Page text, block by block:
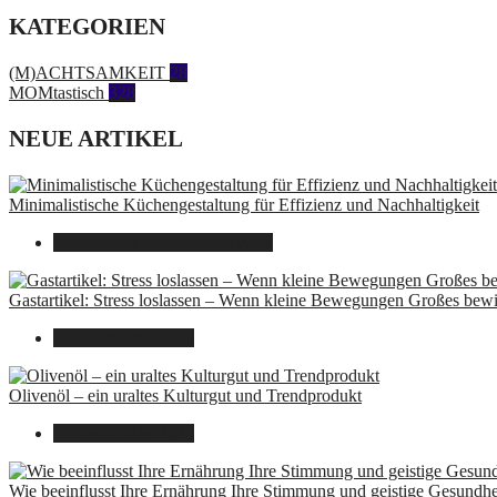
KATEGORIEN
(M)ACHTSAMKEIT 28
MOMtastisch 328
NEUE ARTIKEL
Minimalistische Küchengestaltung für Effizienz und Nachhaltigkeit
Gastartikel: Stress loslassen – Wenn kleine Bewegungen Großes
Olivenöl – ein uraltes Kulturgut und Trendprodukt
Wie beeinflusst Ihre Ernährung Ihre Stimmung und geistige